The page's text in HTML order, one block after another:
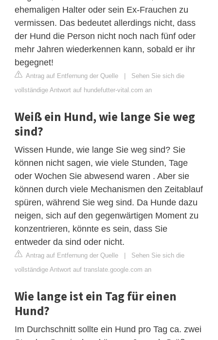
ehemaligen Halter oder sein Ex-Frauchen zu
vermissen. Das bedeutet allerdings nicht, dass
der Hund die Person nicht noch nach fünf oder
mehr Jahren wiederkennen kann, sobald er ihr
begegnet!
Antrag auf Entfernung der Quelle | Sehen Sie sich die
vollständige Antwort auf hundefutter-vital.com an
Weiß ein Hund, wie lange Sie weg
sind?
Wissen Hunde, wie lange Sie weg sind? Sie
können nicht sagen, wie viele Stunden, Tage
oder Wochen Sie abwesend waren . Aber sie
können durch viele Mechanismen den Zeitablauf
spüren, während Sie weg sind. Da Hunde dazu
neigen, sich auf den gegenwärtigen Moment zu
konzentrieren, könnte es sein, dass Sie
entweder da sind oder nicht.
Antrag auf Entfernung der Quelle | Sehen Sie sich die
vollständige Antwort auf translate.google.com an
Wie lange ist ein Tag für einen
Hund?
Im Durchschnitt sollte ein Hund pro Tag ca. zwei